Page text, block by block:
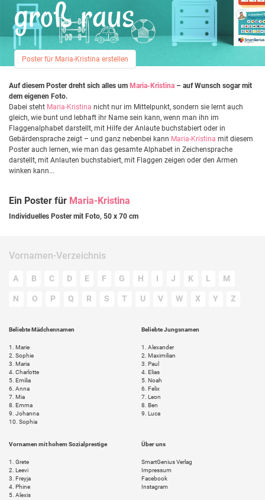
groß raus
Poster für Maria-Kristina erstellen
Auf diesem Poster dreht sich alles um Maria-Kristina – auf Wunsch sogar mit
dem eigenen Foto.
Dabei steht Maria-Kristina nicht nur im Mittelpunkt, sondern sie lernt auch
gleich, wie bunt und lebhaft ihr Name sein kann, wenn man ihn im
Flaggenalphabet darstellt, mit Hilfe der Anlaute buchstabiert oder in
Gebärdensprache zeigt – und ganz nebenbei kann Maria-Kristina mit diesem
Poster auch lernen, wie man das gesamte Alphabet in Zeichensprache
darstellt, mit Anlauten buchstabiert, mit Flaggen zeigen oder den Armen
winken kann...
Ein Poster für Maria-Kristina
Individuelles Poster mit Foto, 50 x 70 cm
Vornamen-Verzeichnis
A B C D E F G H I J K L M
N O P Q R S T U V W X Y Z
Beliebte Mädchennamen
1.
Marie
2. Sophie
3. Maria
4. Charlotte
5. Emilia
6. Anna
7. Mia
8. Emma
9. Johanna
10. Sophia
Beliebte Jungsnamen
1.
Alexander
2. Maximilian
3. Paul
4. Elias
5. Noah
6. Felix
7. Leon
8. Ben
9. Luca
Vornamen mit hohem Sozialprestige
1.
Grete
2. Leevi
3. Freyja
4. Phine
5. Alexis
Über uns
SmartGenius Verlag
Impressum
Facebook
Instagram